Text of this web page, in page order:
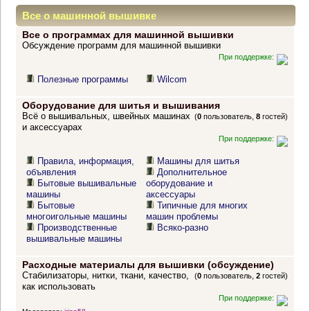
Все о машинной вышивке
Все о программах для машинной вышивки
Обсуждение программ для машинной вышивки
При поддержке:
Полезные программы Wilcom
Оборудование для шитья и вышивания
(0 пользователь,8 гостей)
Всё о вышивальных, швейных машинах
и аксессуарах
При поддержке:
Правила, информация,
объявления
Бытовые вышивальные
машины
Бытовые
многоигольные машины
Производственные
вышивальные машины
Машины для шитья
Дополнительное
оборудование и
аксессуары
Типичные для многих
машин проблемы
Всяко-разно
Расходные материалы для вышивки (обсуждение)
(0 пользователь,2 гостей)
Стабилизаторы, нитки, ткани, качество,
как использовать
При поддержке: